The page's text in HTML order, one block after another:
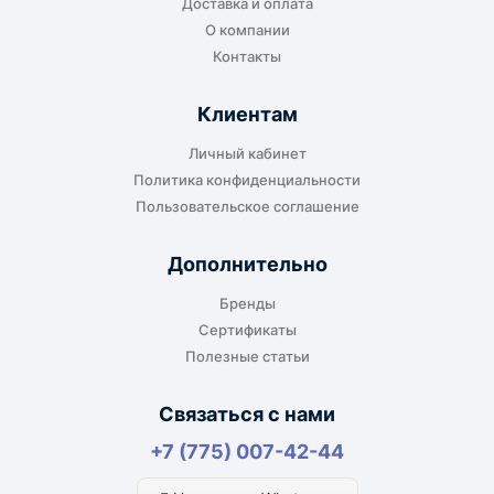
или ближайшем доступном пункте выдачи.
До адреса клиента
Подходит, если нужно доставить
оборудование прямо на объект, склад,
габаритов груза.
Для крупногабаритных, тяжёлых или
О компании
Контакты
Клиентам
Личный кабинет
Политика конфиденциальности
Пользовательское соглашение
Дополнительно
Бренды
Сертификаты
Полезные статьи
Связаться с нами
+7 (775) 007-42-44